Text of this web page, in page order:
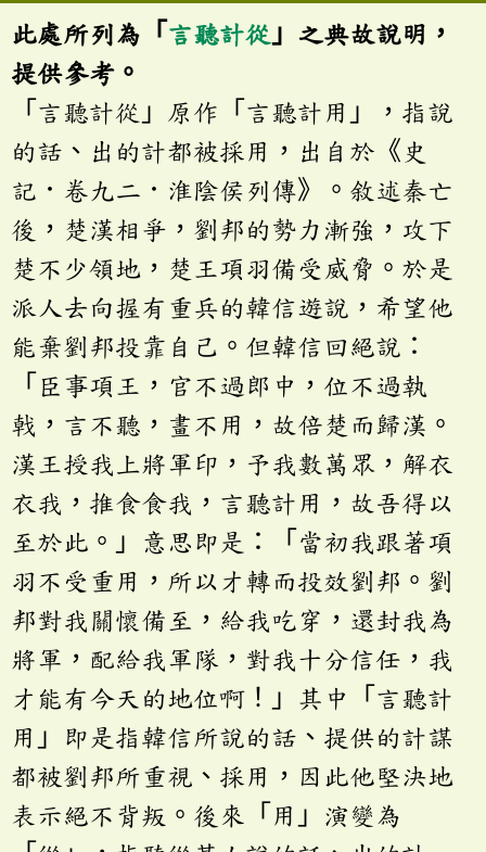
此處所列為「 言聽計從 」之典故說明，
提供參考。
「言聽計從」原作「言聽計用」，指說
的話、出的計都被採用，出自於《史
記．卷九二．淮陰侯列傳》。敘述秦亡
後，楚漢相爭，劉邦的勢力漸強，攻下
楚不少領地，楚王項羽備受威脅。於是
派人去向握有重兵的韓信遊說，希望他
能棄劉邦投靠自己。但韓信回絕說：
「臣事項王，官不過郎中，位不過執
戟，言不聽，畫不用，故倍楚而歸漢。
漢王授我上將軍印，予我數萬眾，解衣
衣我，推食食我，言聽計用，故吾得以
至於此。」意思即是：「當初我跟著項
羽不受重用，所以才轉而投效劉邦。劉
邦對我關懷備至，給我吃穿，還封我為
將軍，配給我軍隊，對我十分信任，我
才能有今天的地位啊！」其中「言聽計
用」即是指韓信所說的話、提供的計謀
都被劉邦所重視、採用，因此他堅決地
表示絕不背叛。後來「用」演變為